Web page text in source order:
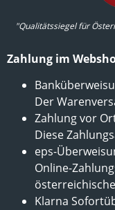
"Qualitätssiegel für
Zahlung im
Der
Zahlung vor
Diese
eps-
Online-
Klarna